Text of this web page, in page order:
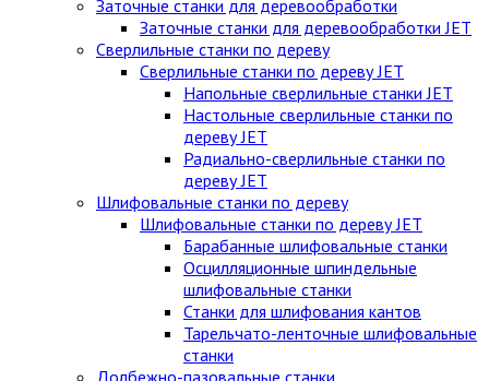
Заточные станки для деревообработки
Заточные станки для деревообработки JET
Сверлильные станки по дереву
Сверлильные станки по дереву JET
Напольные сверлильные станки JET
Настольные сверлильные станки по
дереву JET
Радиально-сверлильные станки по
дереву JET
Шлифовальные станки по дереву
Шлифовальные станки по дереву JET
Барабанные шлифовальные станки
Осцилляционные шпиндельные
шлифовальные станки
Станки для шлифования кантов
Тарельчато-ленточные шлифовальные
станки
Долбежно-пазовальные станки